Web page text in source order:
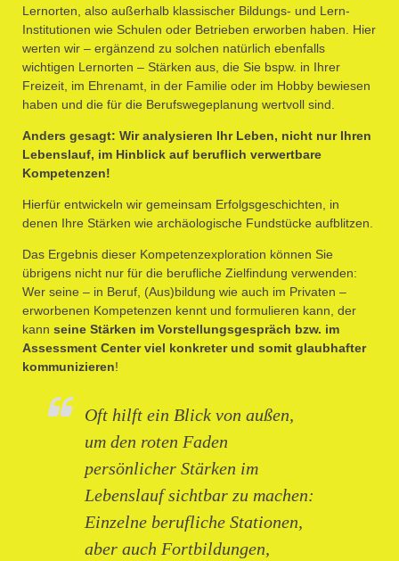
Lernorten, also außerhalb klassischer Bildungs- und Lern-
Institutionen wie Schulen oder Betrieben erworben haben. Hier
werten wir – ergänzend zu solchen natürlich ebenfalls
wichtigen Lernorten – Stärken aus, die Sie bspw. in Ihrer
Freizeit, im Ehrenamt, in der Familie oder im Hobby bewiesen
haben und die für die Berufswegeplanung wertvoll sind.
Anders gesagt: Wir analysieren Ihr Leben, nicht nur Ihren
Lebenslauf, im Hinblick auf beruflich verwertbare
Kompetenzen!
Hierfür entwickeln wir gemeinsam Erfolgsgeschichten, in
denen Ihre Stärken wie archäologische Fundstücke aufblitzen.
Das Ergebnis dieser Kompetenzexploration können Sie
übrigens nicht nur für die berufliche Zielfindung verwenden:
Wer seine – in Beruf, (Aus)bildung wie auch im Privaten –
erworbenen Kompetenzen kennt und formulieren kann, der
kann seine Stärken im Vorstellungsgespräch bzw. im
Assessment Center viel konkreter und somit glaubhafter
kommunizieren!
Oft hilft ein Blick von außen,
um den roten Faden
persönlicher Stärken im
Lebenslauf sichtbar zu machen:
Einzelne berufliche Stationen,
aber auch Fortbildungen,